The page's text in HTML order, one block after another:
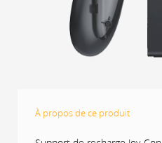
À propos de ce produit